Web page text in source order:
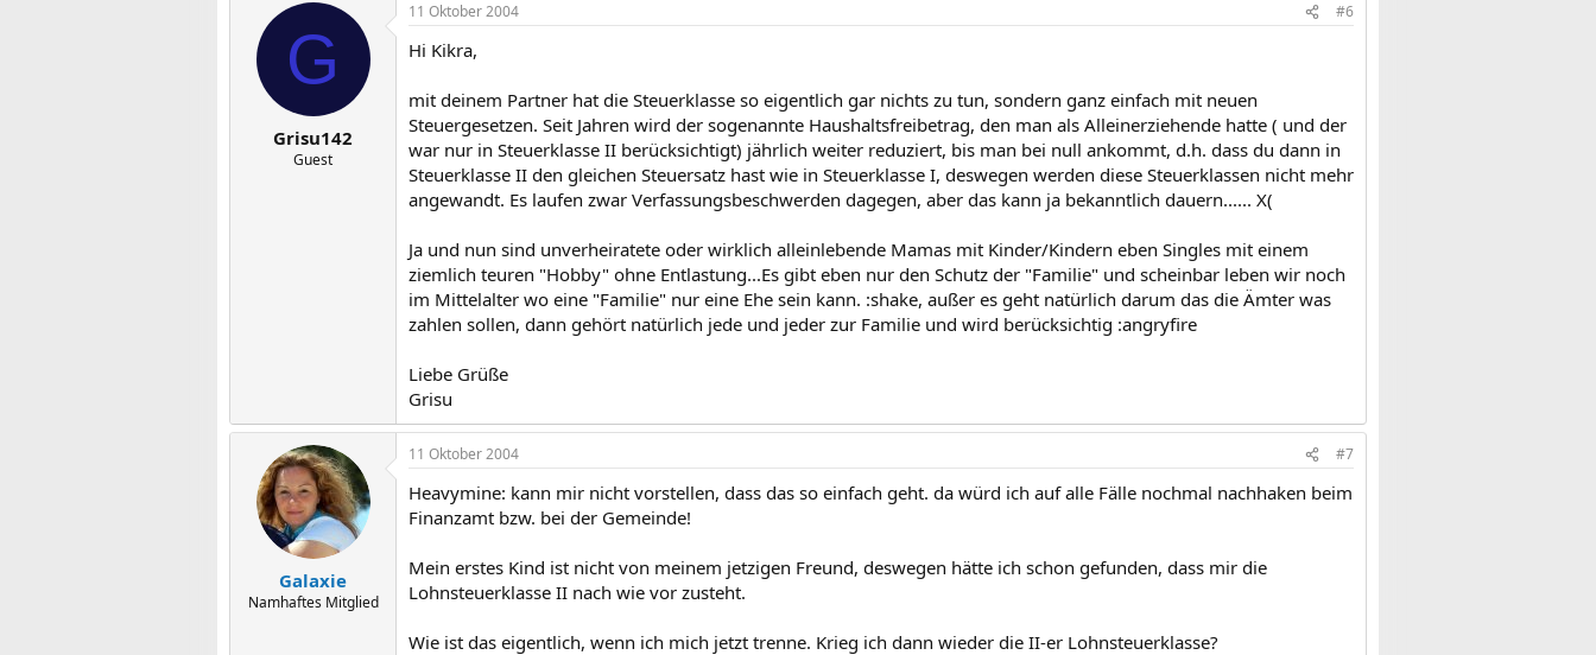
G
Grisu142
Guest
11 Oktober 2004 #6
Hi Kikra,
mit deinem Partner hat die Steuerklasse so eigentlich gar nichts zu tun, sondern ganz einfach mit neuen
Steuergesetzen. Seit Jahren wird der sogenannte Haushaltsfreibetrag, den man als Alleinerziehende hatte ( und der
war nur in Steuerklasse II berücksichtigt) jährlich weiter reduziert, bis man bei null ankommt, d.h. dass du dann in
Steuerklasse II den gleichen Steuersatz hast wie in Steuerklasse I, deswegen werden diese Steuerklassen nicht mehr
angewandt. Es laufen zwar Verfassungsbeschwerden dagegen, aber das kann ja bekanntlich dauern...... X(
Ja und nun sind unverheiratete oder wirklich alleinlebende Mamas mit Kinder/Kindern eben Singles mit einem
ziemlich teuren "Hobby" ohne Entlastung...Es gibt eben nur den Schutz der "Familie" und scheinbar leben wir noch
im Mittelalter wo eine "Familie" nur eine Ehe sein kann. :shake, außer es geht natürlich darum das die Ämter was
zahlen sollen, dann gehört natürlich jede und jeder zur Familie und wird berücksichtig :angryfire
Liebe Grüße
Grisu
Galaxie
Namhaftes Mitglied
11 Oktober 2004 #7
Heavymine: kann mir nicht vorstellen, dass das so einfach geht. da würd ich auf alle Fälle nochmal nachhaken beim
Finanzamt bzw. bei der Gemeinde!
Mein erstes Kind ist nicht von meinem jetzigen Freund, deswegen hätte ich schon gefunden, dass mir die
Lohnsteuerklasse II nach wie vor zusteht.
Wie ist das eigentlich, wenn ich mich jetzt trenne. Krieg ich dann wieder die II-er Lohnsteuerklasse?